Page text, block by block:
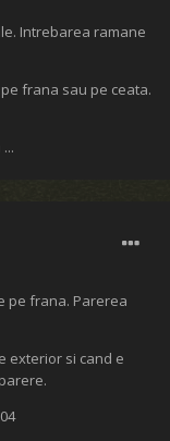
Intrebarea ramane
frana sau pe ceata.
pe frana. Parerea
exterior si cand e